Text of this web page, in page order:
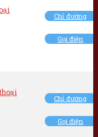
Chỉ đường
Gọi điện
Chỉ đường
Gọi điện